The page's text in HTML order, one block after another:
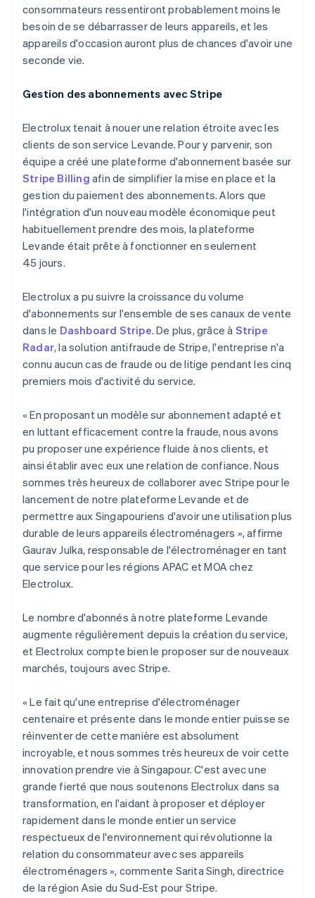
consommateurs ressentiront probablement moins le
besoin de se débarrasser de leurs appareils, et les
appareils d'occasion auront plus de chances d'avoir une
seconde vie.
Gestion des abonnements avec Stripe
Electrolux tenait à nouer une relation étroite avec les
clients de son service Levande. Pour y parvenir, son
équipe a créé une plateforme d'abonnement basée sur
Stripe Billing afin de simplifier la mise en place et la
gestion du paiement des abonnements. Alors que
l'intégration d'un nouveau modèle économique peut
habituellement prendre des mois, la plateforme
Levande était prête à fonctionner en seulement
45 jours.
Electrolux a pu suivre la croissance du volume
d'abonnements sur l'ensemble de ses canaux de vente
dans le Dashboard Stripe. De plus, grâce à Stripe
Radar, la solution antifraude de Stripe, l'entreprise n'a
connu aucun cas de fraude ou de litige pendant les cinq
premiers mois d'activité du service.
« En proposant un modèle sur abonnement adapté et
en luttant efficacement contre la fraude, nous avons
pu proposer une expérience fluide à nos clients, et
ainsi établir avec eux une relation de confiance. Nous
sommes très heureux de collaborer avec Stripe pour le
lancement de notre plateforme Levande et de
permettre aux Singapouriens d'avoir une utilisation plus
durable de leurs appareils électroménagers », affirme
Gaurav Julka, responsable de l'électroménager en tant
que service pour les régions APAC et MOA chez
Electrolux.
Le nombre d'abonnés à notre plateforme Levande
augmente régulièrement depuis la création du service,
et Electrolux compte bien le proposer sur de nouveaux
marchés, toujours avec Stripe.
« Le fait qu'une entreprise d'électroménager
centenaire et présente dans le monde entier puisse se
réinventer de cette manière est absolument
incroyable, et nous sommes très heureux de voir cette
innovation prendre vie à Singapour. C'est avec une
grande fierté que nous soutenons Electrolux dans sa
transformation, en l'aidant à proposer et déployer
rapidement dans le monde entier un service
respectueux de l'environnement qui révolutionne la
relation du consommateur avec ses appareils
électroménagers », commente Sarita Singh, directrice
de la région Asie du Sud-Est pour Stripe.
DeutschEnglish
Australie
English
Autriche
Deutsch
Brésil
PortuguêsEnglish
Bulgarie
English
Canada
Chine continentale
简体中文 English
Chypre
English
Croatie
EnglishItaliano
Danemark
English
Émirats arabes unis
English
Espagne
Español
Estonie
English